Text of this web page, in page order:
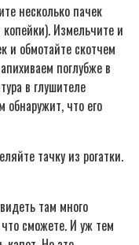
несколько пачек
копейки). Измельчите и
и обмотайте скотчем
поглубже в
в глушителе
что его
тачку из рогатки.
там много
сможете. И уж тем